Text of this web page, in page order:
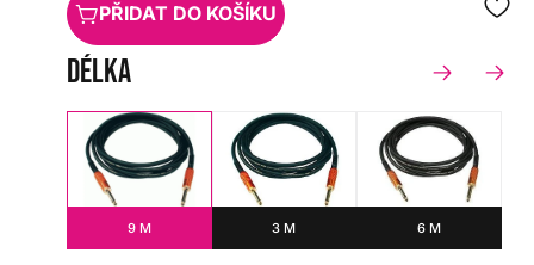
PŘIDAT DO KOŠÍKU
délka
9 M 3 M 6 M